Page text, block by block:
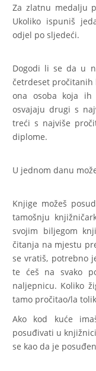
Za zlatnu medalju
Ukoliko ispuniš
odjel po sljedeći.
Dogodi li se da u
četrdeset pročitanih
ona osoba koja ih
osvajaju drugi s
treći s najviše
diplome.
U jednom danu
Knjige možeš
tamošnju
svojim biljegom
čitanja na mjestu
se vratiš, potrebno
te ćeš na svako
naljepnicu. Koliko
tamo pročitao/la
Ako kod kuće
posuđivati u
se kao da je